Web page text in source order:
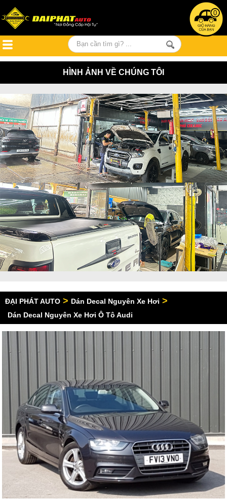
0
HÌNH ẢNH VỀ CHÚNG TÔI
ĐẠI PHÁT AUTO > Dán Decal Nguyên Xe Hơi >
Dán Decal Nguyên Xe Hơi Ô Tô Audi